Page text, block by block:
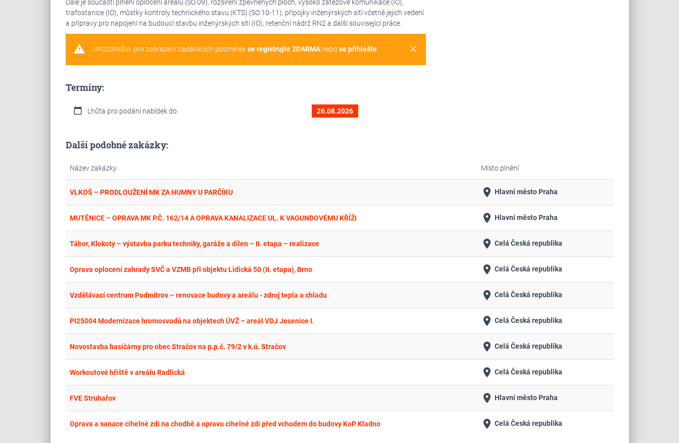
Dále je součástí plnění oplocení areálu (SO 09), rozšíření zpevněných ploch, vysoko zátěžové komunikace (IO),
trafostanice (IO), můstky kontroly technického stavu (KTS) (SO 10-11), přípojky inženýrských sítí včetně jejich vedení
a přípravy pro napojení na budoucí stavbu inženýrských sítí (IO), retenční nádrž RN2 a další související práce.
warning clear
UPOZORNĚNÍ: pro zobrazení zadávacích podmínekse registrujte ZDARMAnebose přihlašte.
Termíny:
calendar_today Lhůta pro podání nabídek do: 26.08.2026
Další podobné zakázky:
Název zakázky Místo plnění
VLKOŠ – PRODLOUŽENÍ MK ZA HUMNY U PARČÍKU place Hlavní město Praha
MUTĚNICE – OPRAVA MK P.Č. 162/14 A OPRAVA KANALIZACE UL. K VAGUNDOVÉMU KŘÍŽI place Hlavní město Praha
Tábor, Klokoty – výstavba parku techniky, garáže a dílen – II. etapa – realizace place Celá Česká republika
Oprava oplocení zahrady SVČ a VZMB při objektu Lidická 50 (II. etapa), Brno place Celá Česká republika
Vzdělávací centrum Podmitrov – renovace budovy a areálu - zdroj tepla a chladu place Celá Česká republika
PI25004 Modernizace hromosvodů na objektech ÚVŽ – areál VDJ Jesenice I. place Celá Česká republika
Novostavba hasičárny pro obec Stračov na p.p.č. 79/2 v k.ú. Stračov place Celá Česká republika
Workoutové hřiště v areálu Radlická place Celá Česká republika
FVE Struhařov place Hlavní město Praha
Oprava a sanace cihelné zdi na chodbě a opravu cihelné zdi před vchodem do budovy KoP Kladno place Celá Česká republika